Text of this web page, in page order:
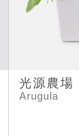
光源農場
Arugula